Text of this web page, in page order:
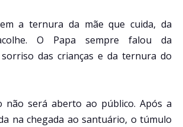
a ternura da mãe que cuida, da
O Papa sempre falou da
das crianças e da ternura do
não será aberto ao público. Após a
na chegada ao santuário, o túmulo